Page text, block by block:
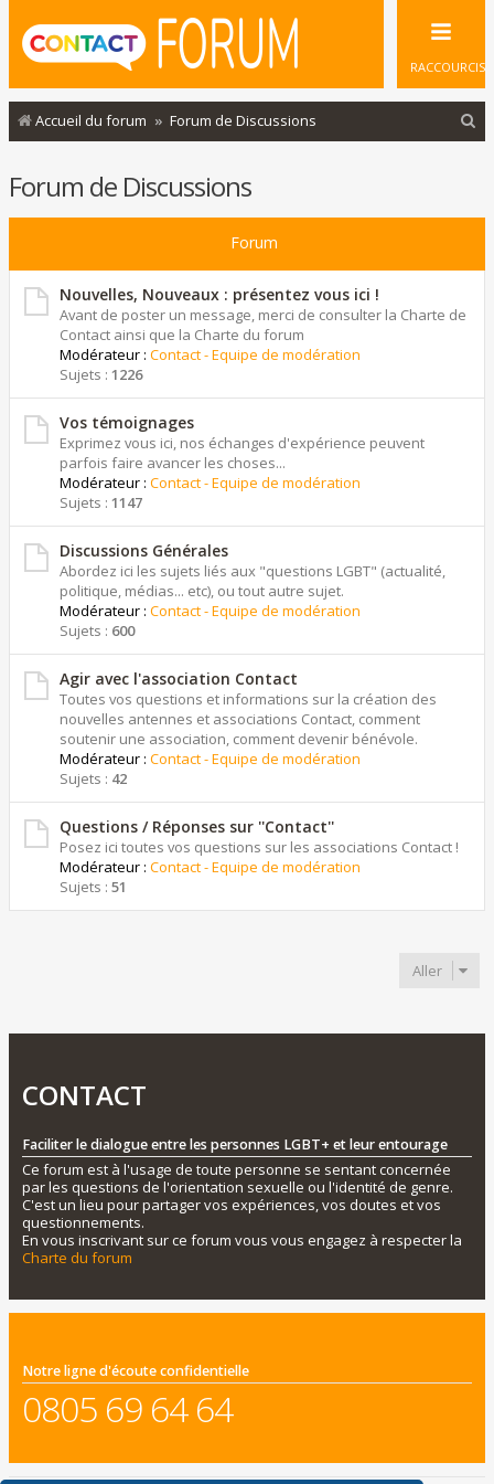
RACCOURCIS
Accueil du forum Forum de Discussions
r
r
Forum de Discussions
Forum
Nouvelles, Nouveaux : présentez vous ici !
Avant de poster un message, merci de consulter la Charte de
Contact ainsi que la Charte du forum
Modérateur : Contact - Equipe de modération
Sujets : 1226
Vos témoignages
Exprimez vous ici, nos échanges d'expérience peuvent
parfois faire avancer les choses...
Modérateur : Contact - Equipe de modération
Sujets : 1147
Discussions Générales
Abordez ici les sujets liés aux "questions LGBT" (actualité,
politique, médias... etc), ou tout autre sujet.
Modérateur : Contact - Equipe de modération
Sujets : 600
Agir avec l'association Contact
Toutes vos questions et informations sur la création des
nouvelles antennes et associations Contact, comment
soutenir une association, comment devenir bénévole.
Modérateur : Contact - Equipe de modération
Sujets : 42
Questions / Réponses sur ''Contact''
Posez ici toutes vos questions sur les associations Contact !
Modérateur : Contact - Equipe de modération
Sujets : 51
Aller
CONTACT
Faciliter le dialogue entre les personnes LGBT+ et leur entourage
Ce forum est à l'usage de toute personne se sentant concernée
par les questions de l'orientation sexuelle ou l'identité de genre.
C'est un lieu pour partager vos expériences, vos doutes et vos
questionnements.
En vous inscrivant sur ce forum vous vous engagez à respecter la
Charte du forum
Notre ligne d'écoute confidentielle
0805 69 64 64